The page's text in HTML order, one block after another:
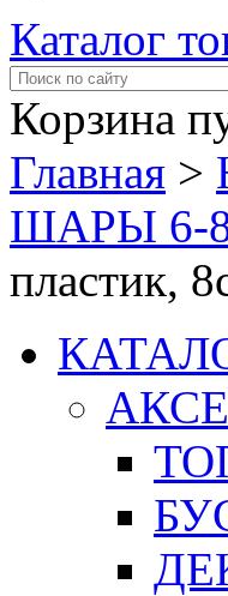
Каталог
Корзина
Главная >
ШАРЫ 6-
пластик,